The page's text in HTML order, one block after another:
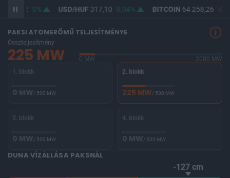
365,42 0% USD/HUF317,10 0,04% BITCOIN64 258,26 -
PAKSI ATOMERŐMŰ TELJESÍTMÉNYE
Összteljesítmény
225 MW 0 MW
2000 MW
1. blokk
0 MW/ 500 MW
2. blokk
225 MW/ 500 MW
3. blokk
0 MW/ 500 MW
4. blokk
0 MW/ 500 MW
DUNA VÍZÁLLÁSA PAKSNÁL
-127 cm